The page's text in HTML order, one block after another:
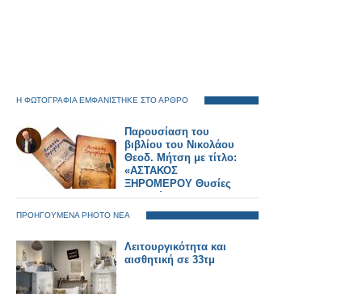
Η ΦΩΤΟΓΡΑΦΙΑ ΕΜΦΑΝΙΣΤΗΚΕ ΣΤΟ ΑΡΘΡΟ
Παρουσίαση του
βιβλίου του Νικολάου
Θεοδ. Μήτση με τίτλο:
«ΑΣΤΑΚΟΣ
ΞΗΡΟΜΕΡΟΥ Θυσίες
και Αγώνες στα
1821»... ΑΘΗΝΑ 30
Ιουνίου 2025,
ΦΩΤΟΡΕΠΟΡΤΑΖ
Γιώργος Κουβέλης
ΠΡΟΗΓΟΥΜΕΝΑ PHOTO ΝΕΑ
Λειτουργικότητα και
αισθητική σε 33τμ